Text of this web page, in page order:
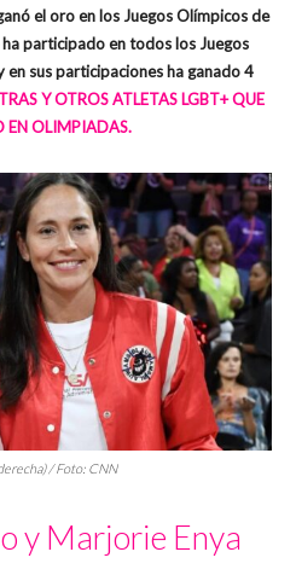
el oro en los Juegos Olímpicos de
ha participado en todos los Juegos
sus participaciones ha ganado 4
Y OTROS ATLETAS LGBT+ QUE
EN OLIMPIADAS.
/ Foto: CNN
y Marjorie Enya